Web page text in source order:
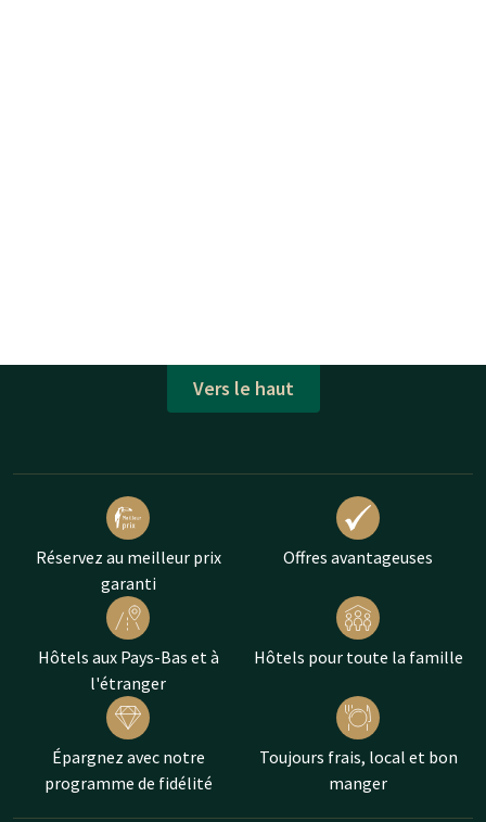
Vers le haut
Réservez au meilleur prix
garanti
Offres avantageuses
Hôtels aux Pays-Bas et à
l'étranger
Hôtels pour toute la famille
Épargnez avec notre
programme de fidélité
Toujours frais, local et bon
manger